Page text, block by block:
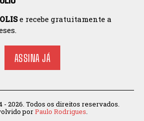
e recebe gratuitamente a
ASSINA JÁ
- 2026. Todos os direitos reservados.
porPaulo Rodrigues.